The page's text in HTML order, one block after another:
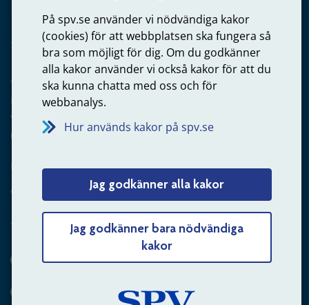
På spv.se använder vi nödvändiga kakor
(cookies) för att webbplatsen ska fungera så
bra som möjligt för dig. Om du godkänner
alla kakor använder vi också kakor för att du
ska kunna chatta med oss och för
webbanalys.
Hur används kakor på spv.se
Jag godkänner alla kakor
Jag godkänner bara nödvändiga
kakor
Arbetsgivare
Frågor om administration av tjänstepension från statlig
anställning
060-18 75 03
Kontakta oss
Arbetsgivare – skicka mejl till oss
Hitta svaret på din fråga
Andra sätt att kontakta oss